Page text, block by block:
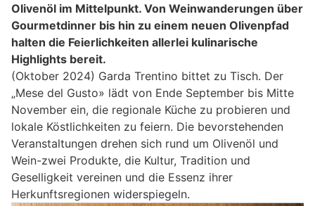
Olivenöl im Mittelpunkt. Von Weinwanderungen über
Gourmetdinner bis hin zu einem neuen Olivenpfad
halten die Feierlichkeiten allerlei kulinarische
Highlights bereit.
(Oktober 2024) Garda Trentino bittet zu Tisch. Der
„Mese del Gusto» lädt von Ende September bis Mitte
November ein, die regionale Küche zu probieren und
lokale Köstlichkeiten zu feiern. Die bevorstehenden
Veranstaltungen drehen sich rund um Olivenöl und
Wein-zwei Produkte, die Kultur, Tradition und
Geselligkeit vereinen und die Essenz ihrer
Herkunftsregionen widerspiegeln.